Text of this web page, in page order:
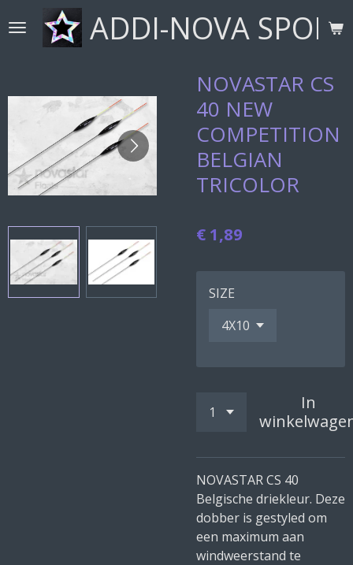
direct
ADDI-NOVA
NOVASTAR CS
40 NEW
COMPETITION
BELGIAN
TRICOLOR
€ 1,89
SIZE
In
NOVASTAR CS 40
Belgische driekleur. Deze
dobber is gestyled om
een maximum aan
windweerstand te